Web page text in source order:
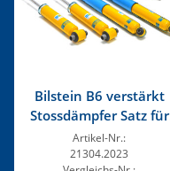
Bilstein B6 verstärkt
Stossdämpfer Satz für
vorne / hinten 2WD
Artikel-Nr.:
21304.2023